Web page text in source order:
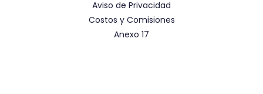
Aviso de Privacidad
Costos y Comisiones
Anexo 17